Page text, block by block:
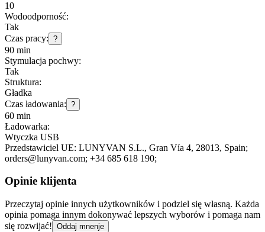
10
Wodoodporność:
Tak
Czas pracy: ?
90 min
Stymulacja pochwy:
Tak
Struktura:
Gładka
Czas ładowania: ?
60 min
Ładowarka:
Wtyczka USB
Przedstawiciel UE: LUNYVAN S.L., Gran Vía 4, 28013, Spain;
orders@lunyvan.com; +34 685 618 190;
Opinie klijenta
Przeczytaj opinie innych użytkowników i podziel się własną. Każda
opinia pomaga innym dokonywać lepszych wyborów i pomaga nam
się rozwijać! Oddaj mnenje